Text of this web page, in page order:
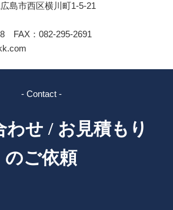
島市西区横川町1-5-21
FAX：082-295-2691
- Contact -
わせ / お見積もり
のご依頼